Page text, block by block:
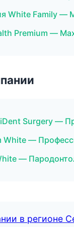
White Family —
Premium —
Surgery —
—
—
в регионе